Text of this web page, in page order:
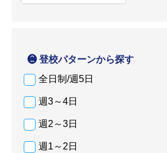
❷ 登校パターンから探す
全日制/週5日
週3～4日
週2～3日
週1～2日